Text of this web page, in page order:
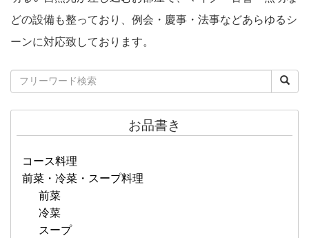
どの設備も整っており、例会・慶事・法事などあらゆるシ
ーンに対応致しております。
お品書き
コース料理
前菜・冷菜・スープ料理
前菜
冷菜
スープ